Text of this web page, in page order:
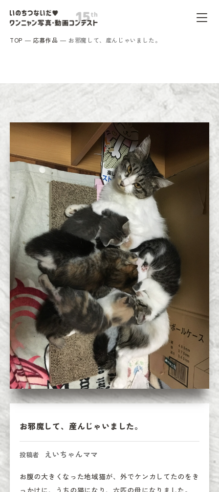
TOP 応募作品 お邪魔して、産んじゃいました。
お邪魔して、産んじゃいました。
投稿者 えいちゃんママ
お腹の大きくなった地域猫が、外でケンカしてたのをき
っかけに、うちの猫になり、六匹の母になりました。